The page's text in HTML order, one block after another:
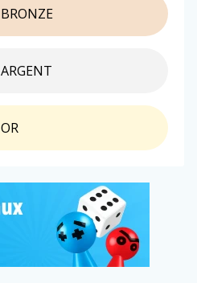
BRONZE
ARGENT
OR